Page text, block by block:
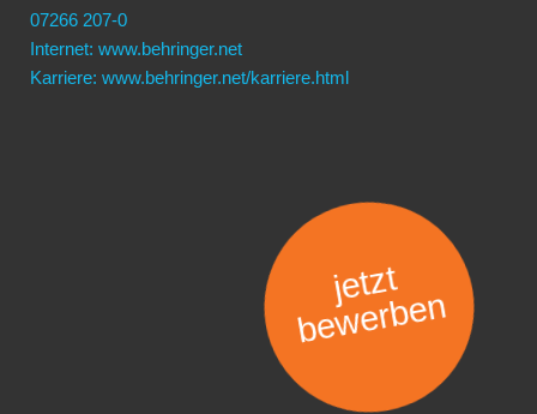
07266 207-0
Internet: www.behringer.net
Karriere: www.behringer.net/karriere.html
jetzt
bewerben